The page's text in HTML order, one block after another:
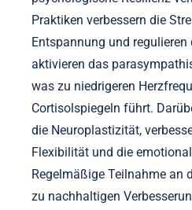
Praktiken verbessern die
Entspannung und
aktivieren das
was zu niedrigeren
Cortisolspiegeln führt.
die Neuroplastizität,
Flexibilität und die
Regelmäßige Teilnahme an
zu nachhaltigen